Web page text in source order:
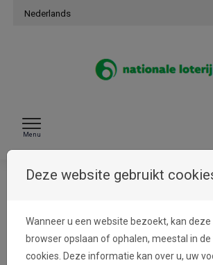
Naar inhoud gaan
Nederlands
Menu
Deze website gebruikt
Wanneer u een website bezoekt, kan
browser opslaan of ophalen, meestal in de
cookies. Deze informatie kan over u, uw